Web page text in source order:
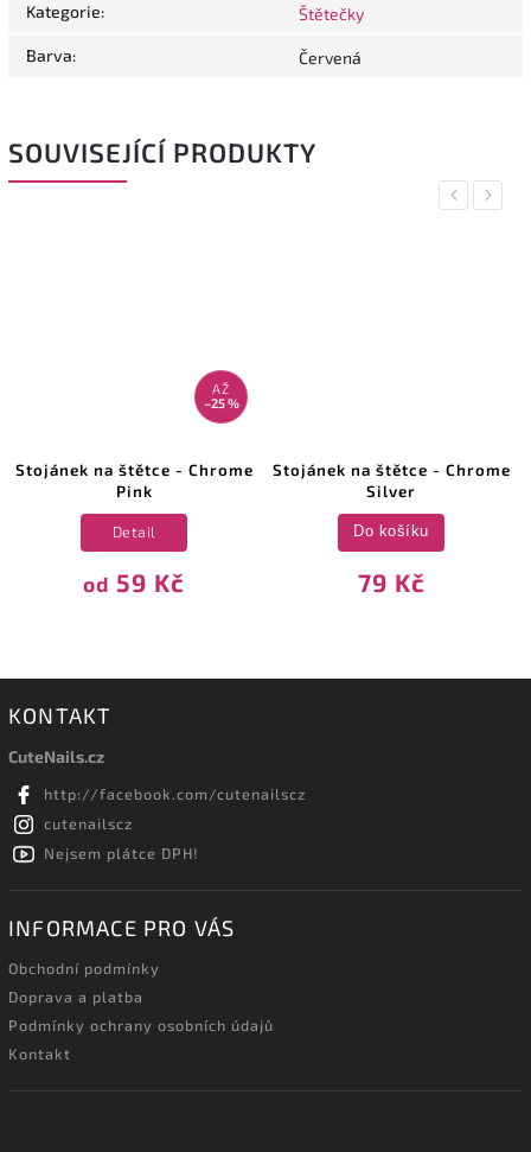
Kategorie: Štětečky
Barva: Červená
SOUVISEJÍCÍ PRODUKTY
Previous
AŽ
–25 %
Stojánek na štětce - Chrome
Pink
od 59 Kč
Detail
Stojánek na štětce - Chrome
Silver
79 Kč
Do košíku
Next
KONTAKT
CuteNails.cz
http://facebook.com/cutenailscz
cutenailscz
Nejsem plátce DPH!
INFORMACE PRO VÁS
Obchodní podmínky
Doprava a platba
Podmínky ochrany osobních údajů
Kontakt